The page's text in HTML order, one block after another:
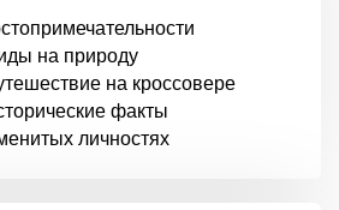
на природу
на кроссовере
факты
личностях